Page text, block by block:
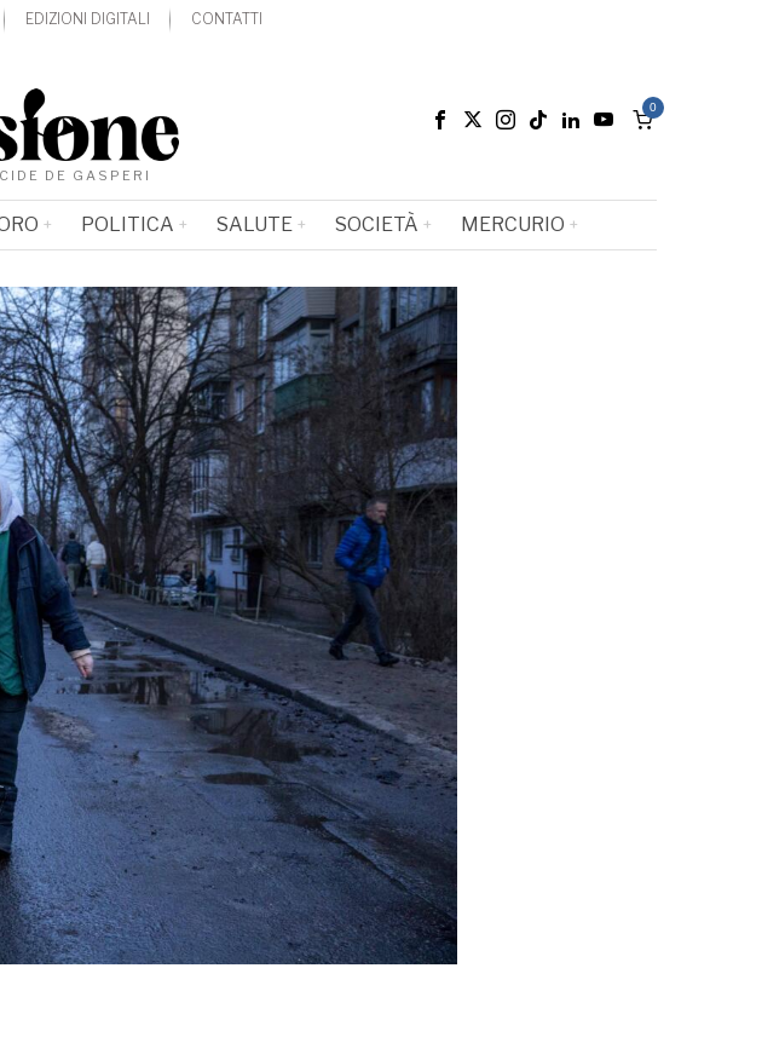
EDIZIONI DIGITALI CONTATTI
DE GASPERI
0
POLITICA SALUTE SOCIETÀ MERCURIO